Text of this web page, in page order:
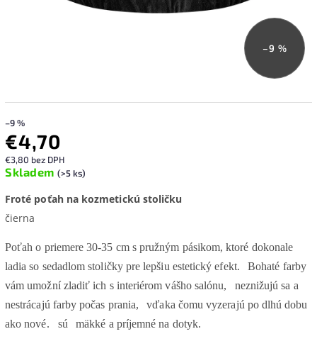
–9 %
–9 %
€4,70
€3,80 bez DPH
Skladem (>5 ks)
Froté poťah na kozmetickú stoličku
čierna
Poťah o priemere 30-35 cm s pružným pásikom, ktoré dokonale
ladia so sedadlom stoličky pre lepšiu estetický efekt.
Bohaté farby
vám umožní zladiť ich s interiérom vášho salónu,
neznižujú sa a
nestrácajú farby počas prania,
vďaka čomu vyzerajú po dlhú dobu
ako nové.
sú mäkké a príjemné na dotyk.